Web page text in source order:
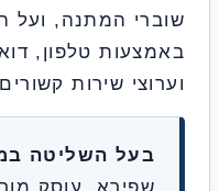
שירות קשורים.
השליטה במאגרי